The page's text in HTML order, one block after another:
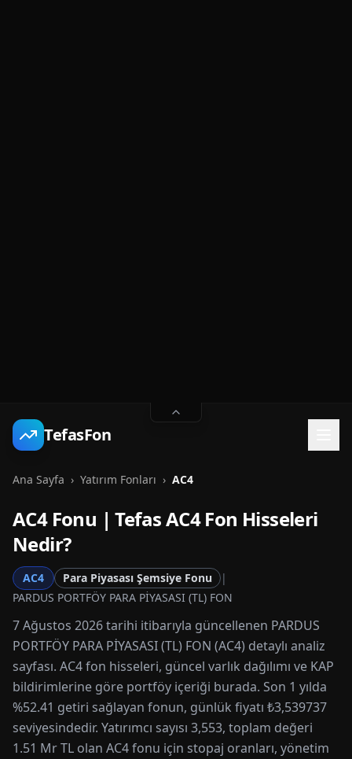
TefasFon
Ana Sayfa › Yatırım Fonları › AC4
AC4Fonu | TefasAC4Fon Hisseleri
Nedir?
AC4 Para Piyasası Şemsiye Fonu
|
PARDUS PORTFÖY PARA PİYASASI (TL) FON
7 Ağustos 2026 tarihi itibarıyla güncellenen PARDUS
PORTFÖY PARA PİYASASI (TL) FON (AC4) detaylı analiz
sayfası. AC4 fon hisseleri, güncel varlık dağılımı ve KAP
bildirimlerine göre portföy içeriği burada. Son 1 yılda
%52.41 getiri sağlayan fonun, günlük fiyatı ₺3,539737
seviyesindedir. Yatırımcı sayısı 3,553, toplam değeri
1.51 Mr TL olan AC4 fonu için stopaj oranları, yönetim